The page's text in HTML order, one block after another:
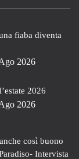
fiaba diventa
2026
2026
2026
così buono
Intervista